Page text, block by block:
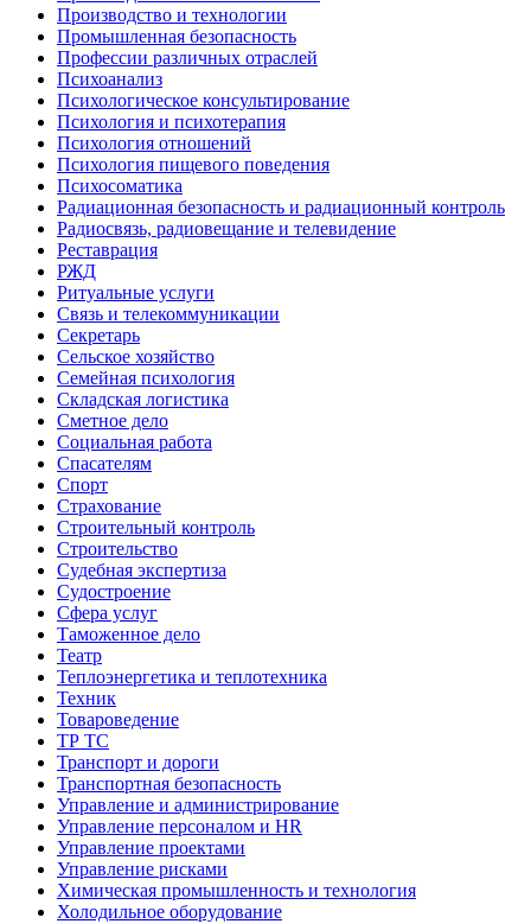
Производство и технологии
Промышленная безопасность
Профессии различных отраслей
Психоанализ
Психологическое консультирование
Психология и психотерапия
Психология отношений
Психология пищевого поведения
Психосоматика
Радиационная безопасность и радиационный контроль
Радиосвязь, радиовещание и телевидение
Реставрация
РЖД
Ритуальные услуги
Связь и телекоммуникации
Секретарь
Сельское хозяйство
Семейная психология
Складская логистика
Сметное дело
Социальная работа
Спасателям
Спорт
Страхование
Строительный контроль
Строительство
Судебная экспертиза
Судостроение
Сфера услуг
Таможенное дело
Театр
Теплоэнергетика и теплотехника
Техник
Товароведение
ТР ТС
Транспорт и дороги
Транспортная безопасность
Управление и администрирование
Управление персоналом и HR
Управление проектами
Управление рисками
Химическая промышленность и технология
Холодильное оборудование